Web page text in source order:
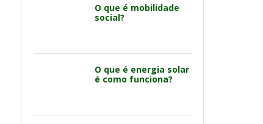
O que é mobilidade
social?
O que é energia solar
é como funciona?